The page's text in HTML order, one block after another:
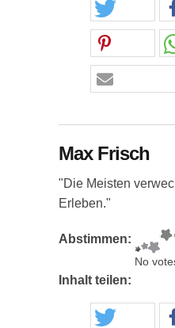
Max Frisch
"Die Meisten
Erleben."
Abstimmen:
No
Inhalt teilen: